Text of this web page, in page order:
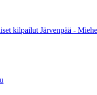
kilpailut Järvenpää -